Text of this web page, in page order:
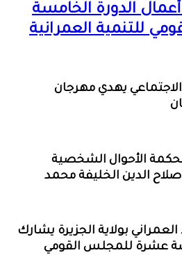
الدورة الخامسة
للتنمية العمرانية
يهدي مهرجان
الأحوال الشخصية
الدين الخليفة محمد
بولاية الجزيرة يشارك
عشرة للمجلس القومي